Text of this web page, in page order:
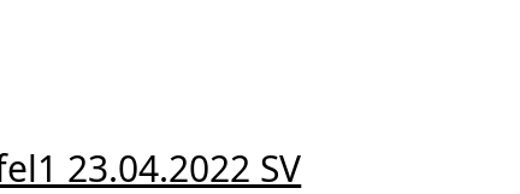
23.04.2022 SV